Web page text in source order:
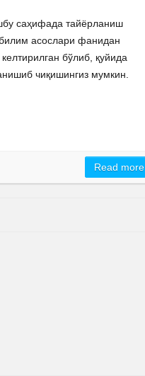
саҳифада тайёрланиш
асослари фанидан
бўлиб, қуйида
чиқишингиз мумкин.
Read more